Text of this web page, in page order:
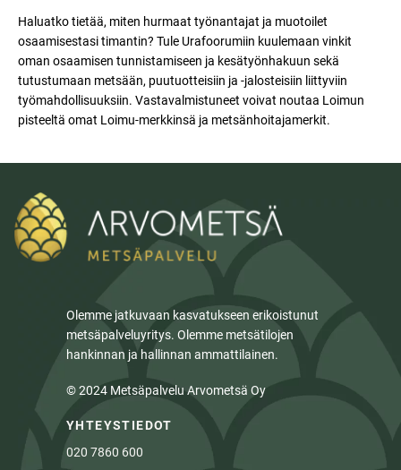
Haluatko tietää, miten hurmaat työnantajat ja muotoilet
osaamisestasi timantin? Tule Urafoorumiin kuulemaan vinkit
oman osaamisen tunnistamiseen ja kesätyönhakuun sekä
tutustumaan metsään, puutuotteisiin ja -jalosteisiin liittyviin
työmahdollisuuksiin. Vastavalmistuneet voivat noutaa Loimun
pisteeltä omat Loimu-merkkinsä ja metsänhoitajamerkit.
Olemme jatkuvaan kasvatukseen erikoistunut
metsäpalveluyritys. Olemme metsätilojen
hankinnan ja hallinnan ammattilainen.
© 2024 Metsäpalvelu Arvometsä Oy
YHTEYSTIEDOT
020 7860 600